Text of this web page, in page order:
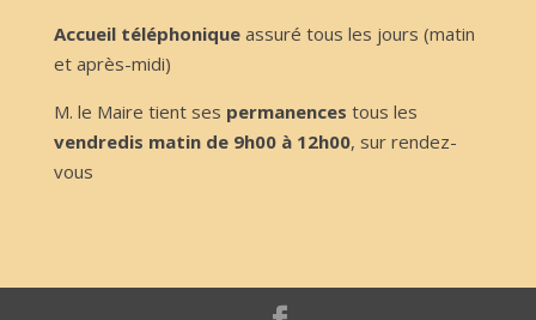
Accueil téléphoniqueassuré tous les jours (matin
et après-midi)
M. le Maire tient ses permanences tous les
vendredis matin de 9h00 à 12h00, sur rendez-
vous